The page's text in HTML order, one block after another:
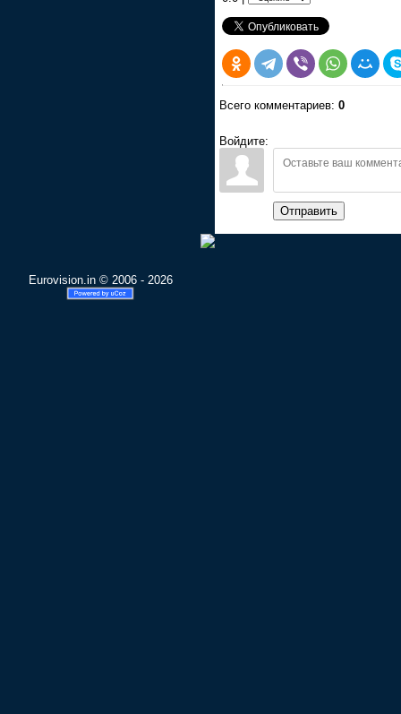
Всего комментариев: 0
Войдите:
Отправить
Eurovision.in © 2006 - 2026